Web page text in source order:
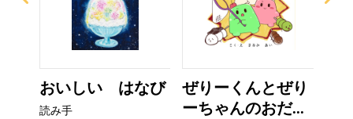
おいしい はなび
読み手
ぜりーくんとぜり
ーちゃんのおだ...